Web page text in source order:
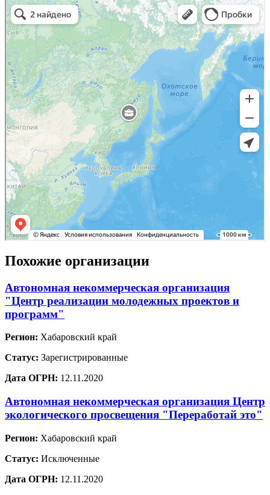
Похожие организации
Автономная некоммерческая организация
"Центр реализации молодежных проектов и
программ"
Регион: Хабаровский край
Статус: Зарегистрированные
Дата ОГРН: 12.11.2020
Автономная некоммерческая организация Центр
экологического просвещения "Переработай это"
Регион: Хабаровский край
Статус: Исключенные
Дата ОГРН: 12.11.2020